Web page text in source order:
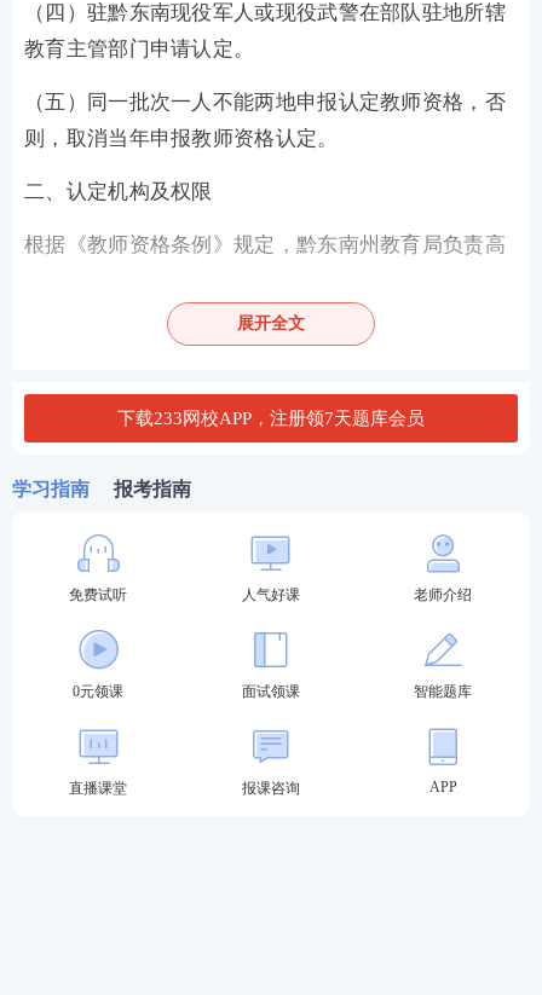
（四）驻黔东南现役军人或现役武警在部队驻地所辖
教育主管部门申请认定。
（五）同一批次一人不能两地申报认定教师资格，否
则，取消当年申报教师资格认定。
二、认定机构及权限
根据《教师资格条例》规定，黔东南州教育局负责高
教师的教师资格认定；申请人员将教师资格认定材料
报送至从江县政务服务中心二楼法人区综合窗口，再
由县教育和科技局统一收交审核后送到州教育局。
从江县教育和科技局负责初中、小学、幼儿园教师的
教师资格认定。
三、认定条件
申请认定教师资格的人员，应符合《教师法》《教师
年龄。
拥护中国共产党的领导，热爱社会主义祖国，坚持党
的基本路线，有良好的政治素质和道德品质，自觉遵
展开全文
下载233网校APP，注册领7天题库会员
学习指南 报考指南
免费试听 人气好课 老师介绍
0元领课 面试领课 智能题库
直播课堂 报课咨询 APP